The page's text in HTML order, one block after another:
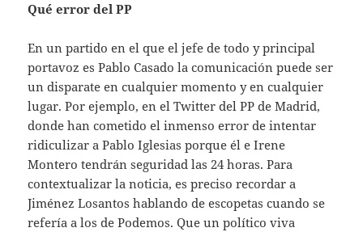
Qué error del PP
En un partido en el que el jefe de todo y principal
portavoz es Pablo Casado la comunicación puede ser
un disparate en cualquier momento y en cualquier
lugar. Por ejemplo, en el Twitter del PP de Madrid,
donde han cometido el inmenso error de intentar
ridiculizar a Pablo Iglesias porque él e Irene
Montero tendrán seguridad las 24 horas. Para
contextualizar la noticia, es preciso recordar a
Jiménez Losantos hablando de escopetas cuando se
refería a los de Podemos. Que un político viva